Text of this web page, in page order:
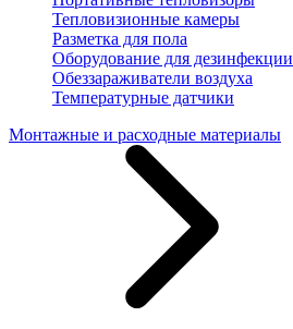
Тепловизионные камеры
Разметка для пола
Оборудование для дезинфекции
Обеззараживатели воздуха
Температурные датчики
Монтажные и расходные материалы